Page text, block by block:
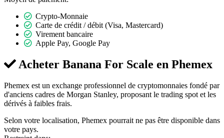
Crypto-Monnaie
Carte de crédit / débit (Visa, Mastercard)
Virement bancaire
Apple Pay, Google Pay
Acheter Banana For Scale en Phemex
Phemex est un exchange professionnel de cryptomonnaies fondé par
d'anciens cadres de Morgan Stanley, proposant le trading spot et les
dérivés à faibles frais.
Selon votre localisation, Phemex pourrait ne pas être disponible dans
votre pays.